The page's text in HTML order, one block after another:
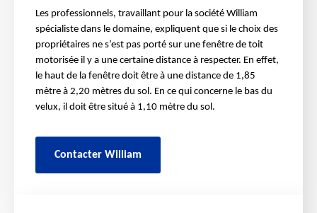
Les professionnels, travaillant pour la société William
spécialiste dans le domaine, expliquent que si le choix des
propriétaires ne s’est pas porté sur une fenêtre de toit
motorisée il y a une certaine distance à respecter. En effet,
le haut de la fenêtre doit être à une distance de 1,85
mètre à 2,20 mètres du sol. En ce qui concerne le bas du
velux, il doit être situé à 1,10 mètre du sol.
Contacter William